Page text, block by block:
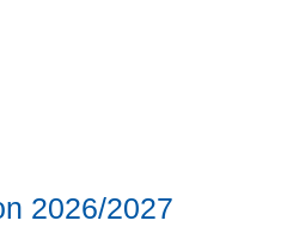
2026/2027